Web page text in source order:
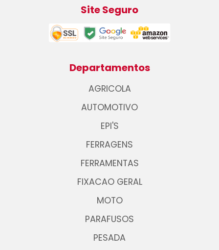
Site Seguro
Departamentos
AGRICOLA
AUTOMOTIVO
EPI'S
FERRAGENS
FERRAMENTAS
FIXACAO GERAL
MOTO
PARAFUSOS
PESADA